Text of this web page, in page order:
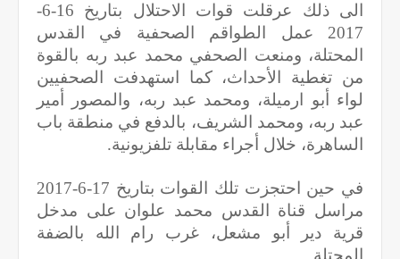
الى ذلك عرقلت قوات الاحتلال بتاريخ 16-6-
2017 عمل الطواقم الصحفية في القدس
المحتلة، ومنعت الصحفي محمد عبد ربه بالقوة
من تغطية الأحداث، كما استهدفت الصحفيين
لواء أبو ارميلة، ومحمد عبد ربه، والمصور أمير
عبد ربه، ومحمد الشريف، بالدفع في منطقة باب
الساهرة، خلال أجراء مقابلة تلفزيونية.
في حين احتجزت تلك القوات بتاريخ 17-6-2017
مراسل قناة القدس محمد علوان على مدخل
قرية دير أبو مشعل، غرب رام الله بالضفة
المحتلة.